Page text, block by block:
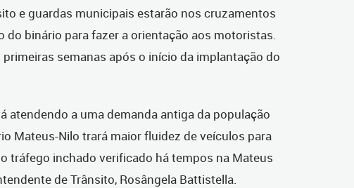
e guardas municipais estarão nos cruzamentos
do binário para fazer a orientação aos motoristas.
semanas após o início da implantação do
atendendo a uma demanda antiga da população
Mateus-Nilo trará maior fluidez de veículos para
tráfego inchado verificado há tempos na Mateus
de Trânsito, Rosângela Battistella.